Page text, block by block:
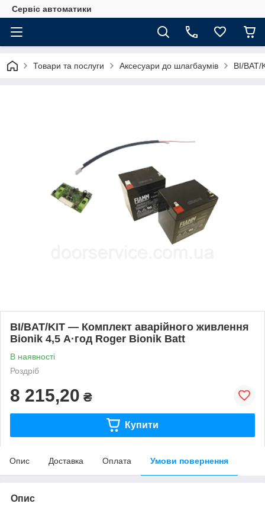
Сервіс автоматики
Товари та послуги Аксесуари до шлагбаумів BI/BAT/
BI/BAT/KIT — Комплект аварійного живлення
Bionik 4,5 А·год Roger Bionik Batt
В наявності
Роздріб
8 215,20 ₴
Купити
Опис Доставка Оплата Умови повернення
Опис